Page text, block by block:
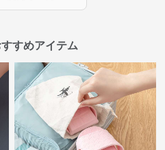
すめアイテム